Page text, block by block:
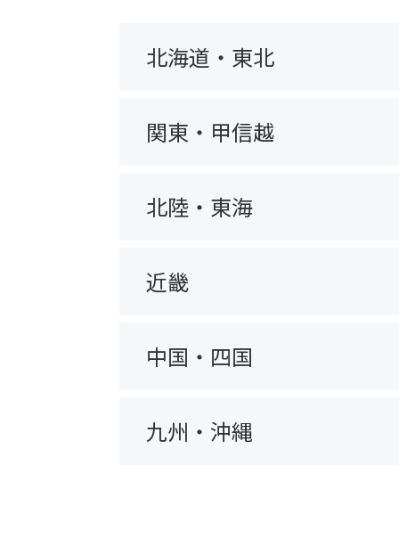
北海道・東北
関東・甲信越
北陸・東海
近畿
中国・四国
九州・沖縄